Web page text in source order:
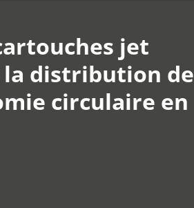
jet
la distribution de
circulaire en